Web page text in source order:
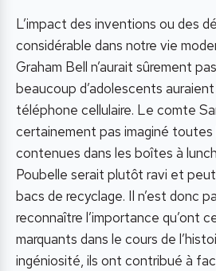
L’impact des inventions ou des
considérable dans notre vie
Graham Bell n’aurait sûrement
beaucoup d’adolescents
téléphone cellulaire. Le comte
certainement pas imaginé
contenues dans les boîtes à
Poubelle serait plutôt ravi et
bacs de recyclage. Il n’est donc
reconnaître l’importance qu’ont
marquants dans le cours de
ingéniosité, ils ont contribué à